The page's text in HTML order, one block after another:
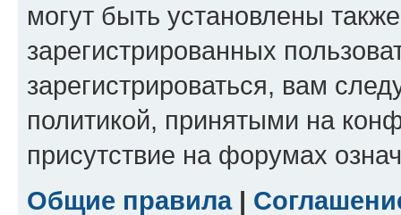
могут быть установлены
зарегистрированных
зарегистрироваться, вам
политикой, принятыми на
присутствие на форумах
Общие правила|